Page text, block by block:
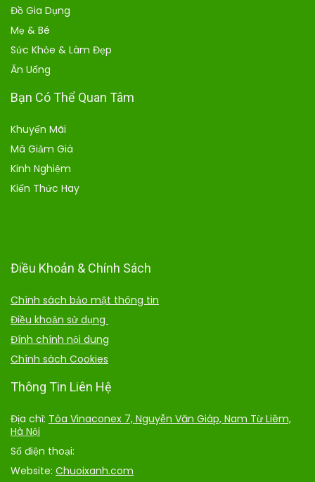
Đồ Gia Dụng
Mẹ & Bé
Sức Khỏe & Làm Đẹp
Ăn Uống
Bạn Có Thể Quan Tâm
Khuyến Mãi
Mã Giảm Giá
Kinh Nghiệm
Kiến Thức Hay
Điều Khoản & Chính Sách
Chính sách bảo mật thông tin
Điều khoản sử dụng
Đính chính nội dung
Chính sách Cookies
Thông Tin Liên Hệ
Địa chỉ: Tòa Vinaconex 7, Nguyễn Văn Giáp, Nam Từ Liêm,
Hà Nội
Số điện thoại:
Website: Chuoixanh.com